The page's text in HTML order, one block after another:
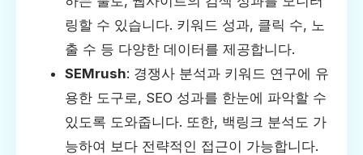
링할 수 있습니다. 키워드 성과, 클릭 수, 노
출 수 등 다양한 데이터를 제공합니다.
SEMrush: 경쟁사 분석과 키워드 연구에 유
용한 도구로, SEO 성과를 한눈에 파악할 수
있도록 도와줍니다. 또한, 백링크 분석도 가
능하여 보다 전략적인 접근이 가능합니다.